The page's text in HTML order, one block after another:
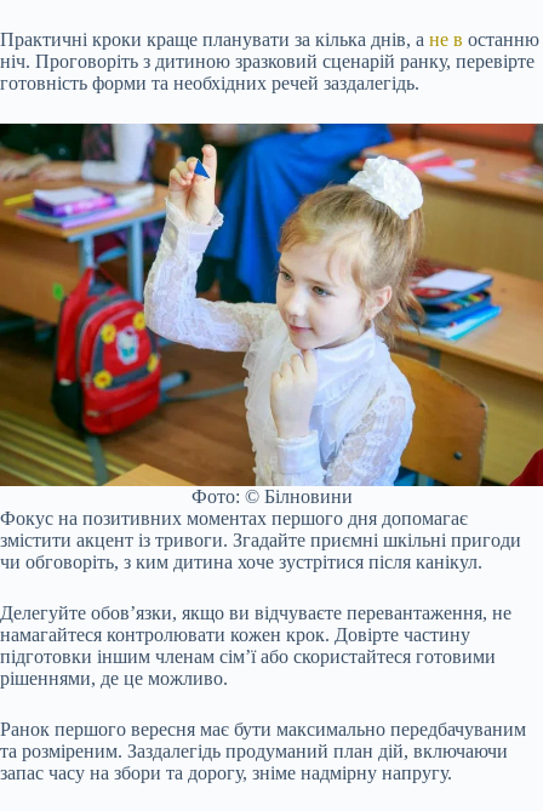
Практичні кроки краще планувати за кілька днів, а не в останню
ніч. Проговоріть з дитиною зразковий сценарій ранку, перевірте
готовність форми та необхідних речей заздалегідь.
Фото: © Білновини
Фокус на позитивних моментах першого дня допомагає
змістити акцент із тривоги. Згадайте приємні шкільні пригоди
чи обговоріть, з ким дитина хоче зустрітися після канікул.
Делегуйте обов’язки, якщо ви відчуваєте перевантаження, не
намагайтеся контролювати кожен крок. Довірте частину
підготовки іншим членам сім’ї або скористайтеся готовими
рішеннями, де це можливо.
Ранок першого вересня має бути максимально передбачуваним
та розміреним. Заздалегідь продуманий план дій, включаючи
запас часу на збори та дорогу, зніме надмірну напругу.